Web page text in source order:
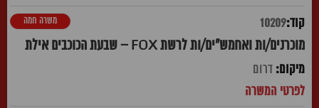
10209
מוכרנים/ות ואחמש"ים/ות לרשת FOX – שבעת הכוכבים אילת
משרה חמה
דרום